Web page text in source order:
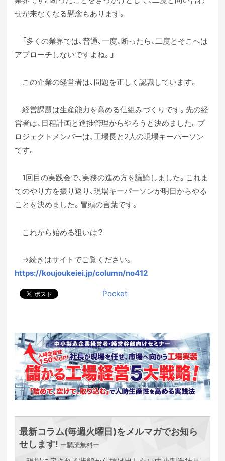
せが来なくなる懸念もあります。
「多くの業界では、普通、一度、断ったら、二度とそこへは
アプローチしないですよね。」
この企業の経営者は、問題を正しく認識しています。
経営課題は生産能力を高める仕組みづくりです。先の経
営者は、日程計画と進捗管理からやろうと決めました。プ
ロジェクトメンバーは、工場長と2人の現場キーパーソン
です。
1回目の実践会で、実務の進め方を議論しました。これま
でのやり方を振り返り、現場キーパーソンが明日からやる
ことを決めました。冒頭の言葉です。
これから始める狙いは？
→続きはサイトでご覧ください。
https://koujoukeiei.jp/column/no412
Pocket
最新コラム(毎週火曜日)をメルマガでお知ら
せします! ー購読無料ー